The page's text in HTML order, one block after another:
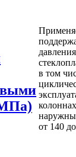
в том
от 140